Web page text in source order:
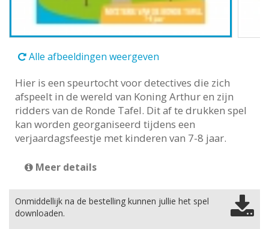
Alle afbeeldingen weergeven
Hier is een speurtocht voor detectives die zich
afspeelt in de wereld van Koning Arthur en zijn
ridders van de Ronde Tafel. Dit af te drukken spel
kan worden georganiseerd tijdens een
verjaardagsfeestje met kinderen van 7-8 jaar.
Meer details
Onmiddellijk na de bestelling kunnen jullie het spel
downloaden.